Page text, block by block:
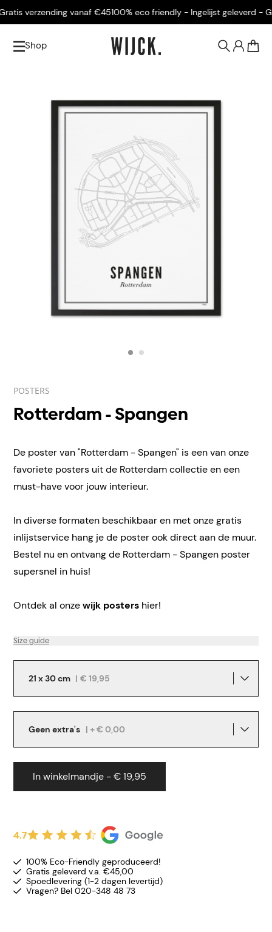
verzending vanaf €45100% eco friendly - Ingelijst geleverd -
Shop
POSTERS
Rotterdam - Spangen
De poster van "Rotterdam - Spangen" is een van onze
favoriete posters uit de Rotterdam collectie en een
must-have voor jouw interieur.
In diverse formaten beschikbaar en met onze gratis
inlijstservice hang je de poster ook direct aan de muur.
Bestel nu en ontvang de Rotterdam - Spangen poster
supersnel in huis!
Ontdek al onzewijk posters hier!
Size guide
21 x 30 cm | € 19,95
Geen extra's | + € 0,00
In winkelmandje - € 19,95
4.7
100% Eco-Friendly geproduceerd!
Gratis geleverd v.a. €45,00
Spoedlevering (1-2 dagen levertijd)
Vragen? Bel 020-348 48 73